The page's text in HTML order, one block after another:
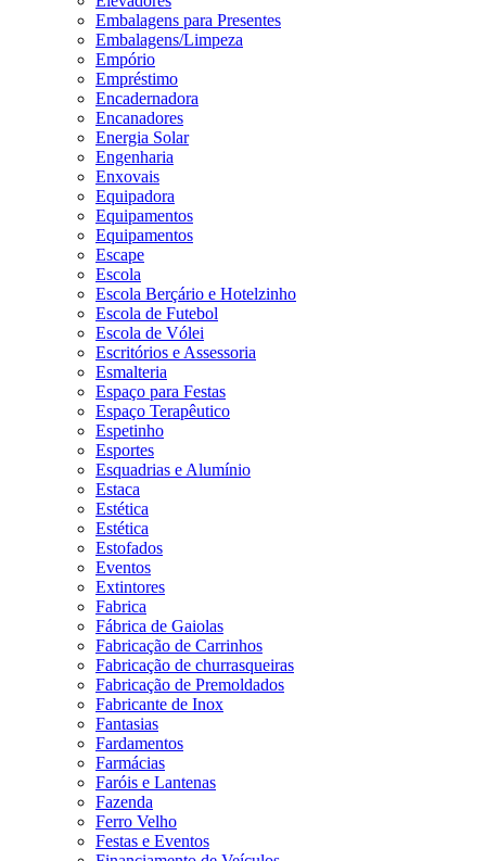
Embalagens para Presentes
Embalagens/Limpeza
Empório
Empréstimo
Encadernadora
Encanadores
Energia Solar
Engenharia
Enxovais
Equipadora
Equipamentos
Equipamentos
Escape
Escola
Escola Berçário e Hotelzinho
Escola de Futebol
Escola de Vólei
Escritórios e Assessoria
Esmalteria
Espaço para Festas
Espaço Terapêutico
Espetinho
Esportes
Esquadrias e Alumínio
Estaca
Estética
Estética
Estofados
Eventos
Extintores
Fabrica
Fábrica de Gaiolas
Fabricação de Carrinhos
Fabricação de churrasqueiras
Fabricação de Premoldados
Fabricante de Inox
Fantasias
Fardamentos
Farmácias
Faróis e Lantenas
Fazenda
Ferro Velho
Festas e Eventos